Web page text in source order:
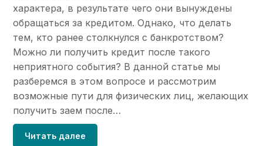
характера, в результате чего они вынуждены
обращаться за кредитом. Однако, что делать
тем, кто ранее столкнулся с банкротством?
Можно ли получить кредит после такого
неприятного события? В данной статье мы
разберемся в этом вопросе и рассмотрим
возможные пути для физических лиц, желающих
получить заем после…
Читать далее